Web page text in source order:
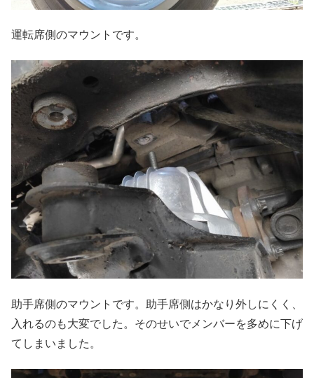
運転席側のマウントです。
助手席側のマウントです。助手席側はかなり外しにくく、
入れるのも大変でした。そのせいでメンバーを多めに下げ
てしまいました。